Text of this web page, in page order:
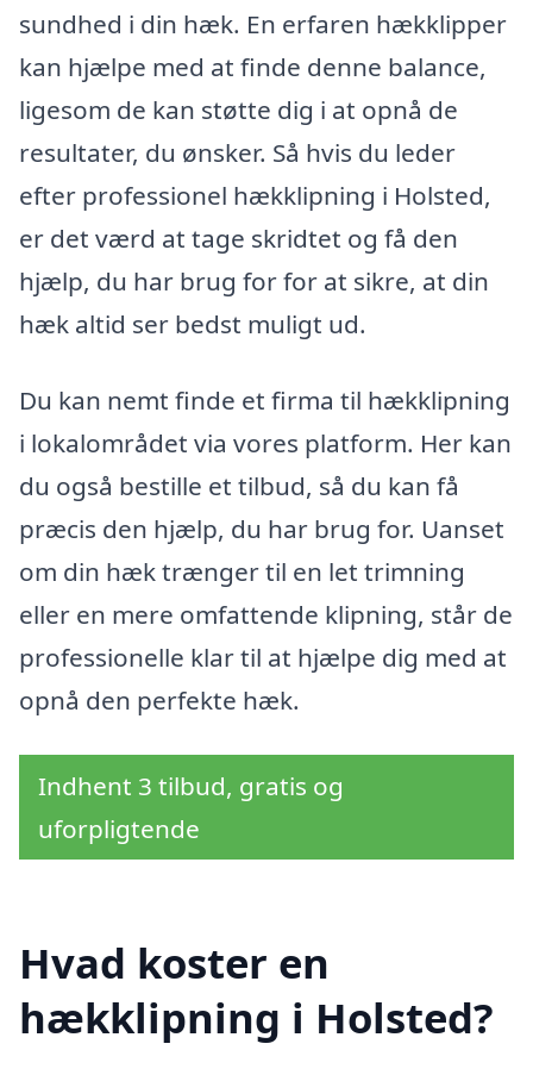
sundhed i din hæk. En erfaren hækklipper
kan hjælpe med at finde denne balance,
ligesom de kan støtte dig i at opnå de
resultater, du ønsker. Så hvis du leder
efter professionel hækklipning i Holsted,
er det værd at tage skridtet og få den
hjælp, du har brug for for at sikre, at din
hæk altid ser bedst muligt ud.
Du kan nemt finde et firma til hækklipning
i lokalområdet via vores platform. Her kan
du også bestille et tilbud, så du kan få
præcis den hjælp, du har brug for. Uanset
om din hæk trænger til en let trimning
eller en mere omfattende klipning, står de
professionelle klar til at hjælpe dig med at
opnå den perfekte hæk.
Indhent 3 tilbud, gratis og
uforpligtende
Hvad koster en
hækklipning i Holsted?